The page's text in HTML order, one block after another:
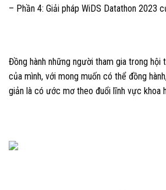
– Phần 4: Giải pháp WiDS Datathon 2023
Đồng hành những người tham gia trong
của mình, với mong muốn có thể đồng
giản là có ước mơ theo đuổi lĩnh vực khoa